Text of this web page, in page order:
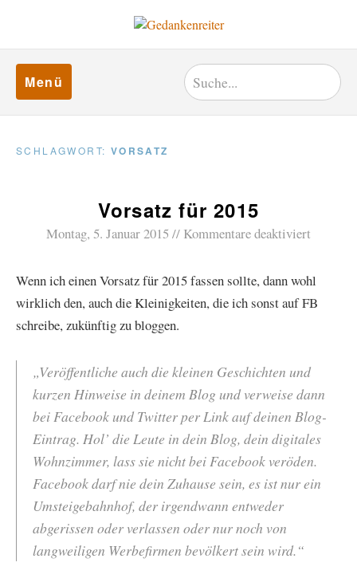
Menü
SCHLAGWORT: VORSATZ
Vorsatz für 2015
Montag, 5. Januar 2015 Kommentare deaktiviert
Wenn ich einen Vorsatz für 2015 fassen sollte, dann wohl
wirklich den, auch die Kleinigkeiten, die ich sonst auf FB
schreibe, zukünftig zu bloggen.
„Veröffentliche auch die kleinen Geschichten und
kurzen Hinweise in deinem Blog und verweise dann
bei Facebook und Twitter per Link auf deinen Blog-
Eintrag. Hol’ die Leute in dein Blog, dein digitales
Wohnzimmer, lass sie nicht bei Facebook veröden.
Facebook darf nie dein Zuhause sein, es ist nur ein
Umsteigebahnhof, der irgendwann entweder
abgerissen oder verlassen oder nur noch von
langweiligen Werbefirmen bevölkert sein wird.“